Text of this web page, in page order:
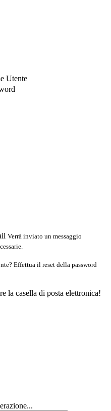
Utente
Verrà inviato un messaggio
Effettua il reset della password
la casella di posta elettronica!